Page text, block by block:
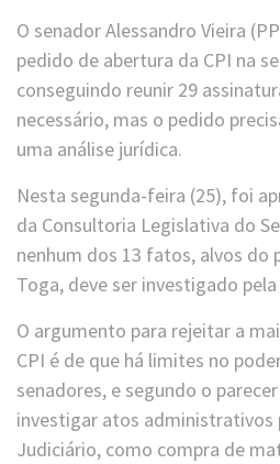
O senador Alessandro Vieira
pedido de abertura da CPI na
conseguindo reunir 29
necessário, mas o pedido
uma análise jurídica.
Nesta segunda-feira (25), foi
da Consultoria Legislativa do
nenhum dos 13 fatos, alvos do
Toga, deve ser investigado pela
O argumento para rejeitar a
CPI é de que há limites no
senadores, e segundo o
investigar atos administrativos
Judiciário, como compra de